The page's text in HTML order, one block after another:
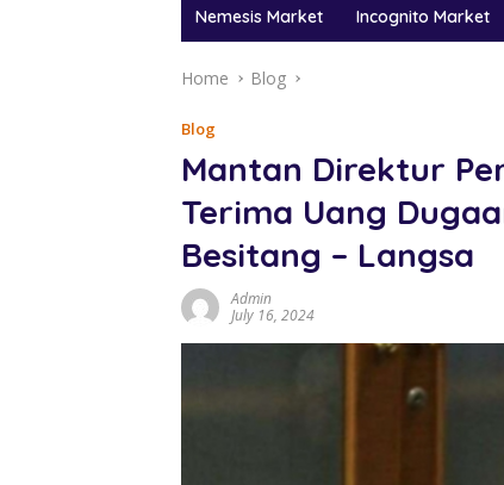
Nemesis Market Incognito Market
Home Blog
Blog
Mantan Direktur
Terima Uang
Besitang – Langsa
Admin
July 16, 2024